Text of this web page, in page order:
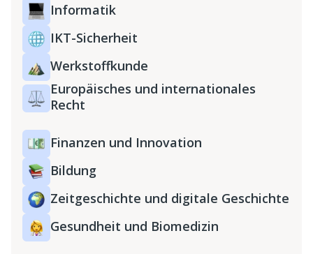
Informatik
IKT-Sicherheit
Werkstoffkunde
Europäisches und internationales
Recht
Finanzen und Innovation
Bildung
Zeitgeschichte und digitale Geschichte
Gesundheit und Biomedizin